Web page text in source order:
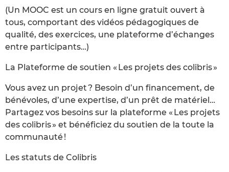
(Un MOOC est un cours en ligne gratuit ouvert à
tous, comportant des vidéos pédagogiques de
qualité, des exercices, une plateforme d’échanges
entre participants…)
La Plateforme de soutien « Les projets des colibris »
Vous avez un projet ? Besoin d’un financement, de
bénévoles, d’une expertise, d’un prêt de matériel…
Partagez vos besoins sur la plateforme « Les projets
des colibris » et bénéficiez du soutien de la toute la
communauté !
Les statuts de Colibris